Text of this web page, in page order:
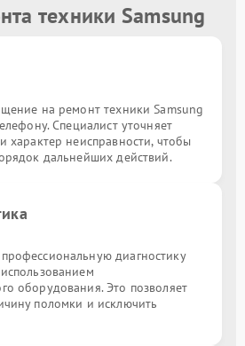
техники Samsung
на ремонт техники Samsung
Специалист уточняет
характер неисправности, чтобы
дальнейших действий.
диагностику
оборудования. Это позволяет
поломки и исключить